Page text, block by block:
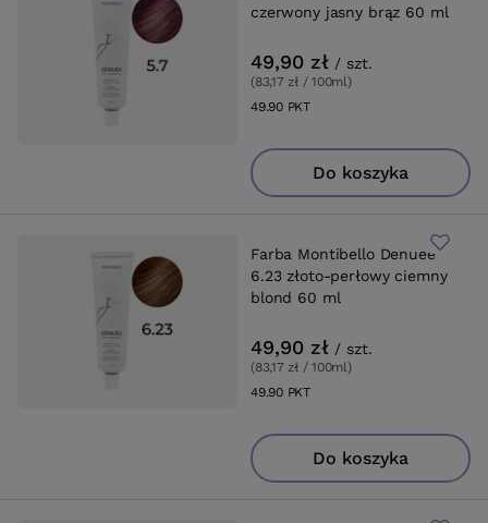
czerwony jasny brąz 60 ml
49,90 zł / szt.
(83,17 zł / 100ml)
49.90PKTpunktów
Do koszyka
Farba Montibello Denuee
6.23 złoto-perłowy ciemny
blond 60 ml
49,90 zł / szt.
(83,17 zł / 100ml)
49.90PKTpunktów
Do koszyka